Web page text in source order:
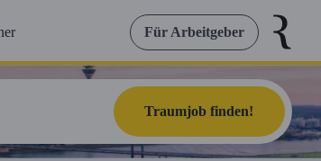
Für Arbeitgeber
Traumjob finden!